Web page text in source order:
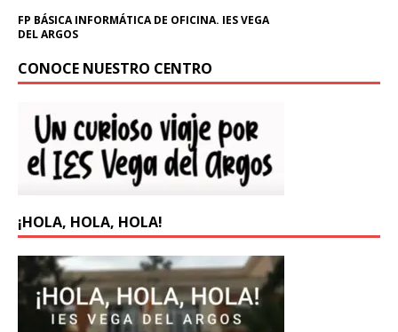
FP BÁSICA INFORMÁTICA DE OFICINA. IES VEGA
DEL ARGOS
CONOCE NUESTRO CENTRO
¡HOLA, HOLA, HOLA!